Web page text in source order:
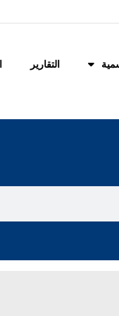
التقارير